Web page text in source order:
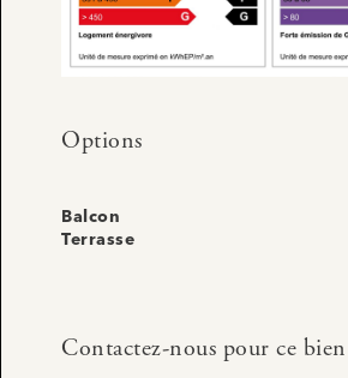
Options
Balcon
Terrasse
Contactez-nous pour ce bien